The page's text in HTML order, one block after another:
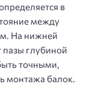
в
между
На нижней
глубиной
точными,
монтажа балок.